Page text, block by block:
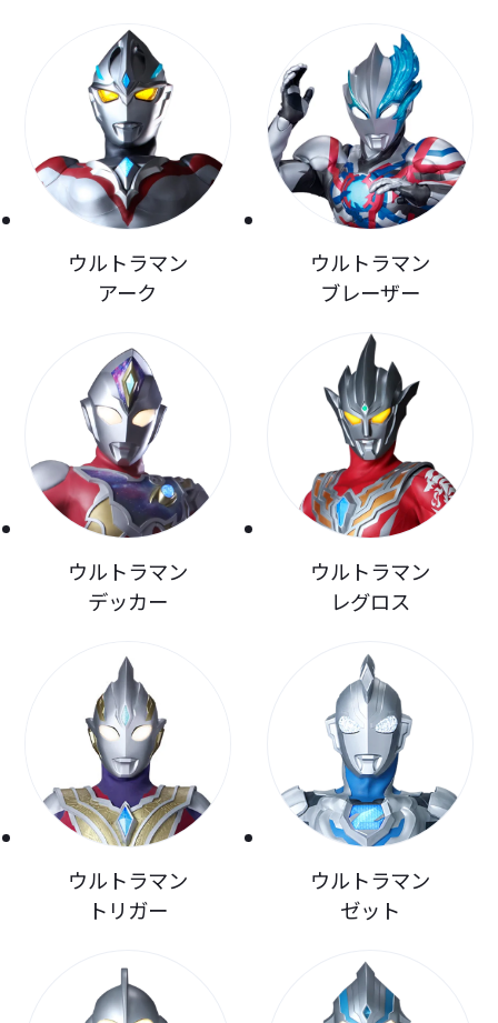
ウルトラマン
アーク
ウルトラマン
ブレーザー
ウルトラマン
デッカー
ウルトラマン
レグロス
ウルトラマン
トリガー
ウルトラマン
ゼット